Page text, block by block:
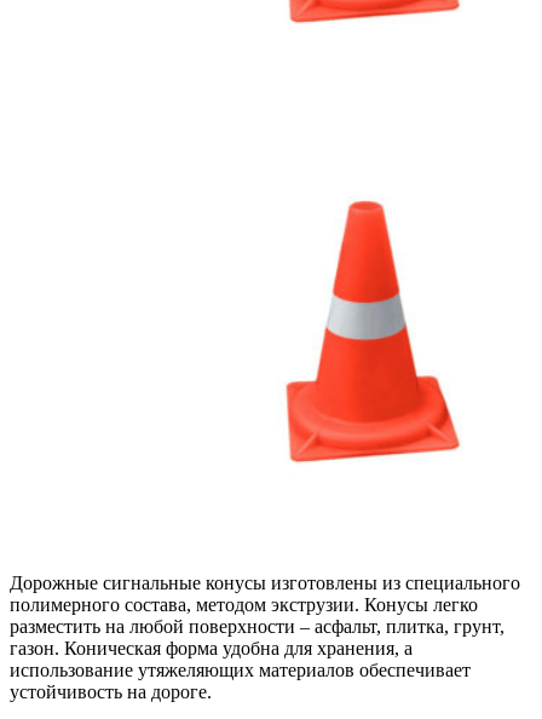
Дорожные сигнальные конусы изготовлены из специального
полимерного состава, методом экструзии. Конусы легко
разместить на любой поверхности – асфальт, плитка, грунт,
газон. Коническая форма удобна для хранения, а
использование утяжеляющих материалов обеспечивает
устойчивость на дороге.